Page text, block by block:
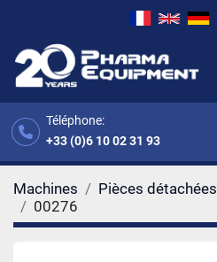
Téléphone:
+33 (0)6 10 02 31 93
Machines Pièces détachées
00276